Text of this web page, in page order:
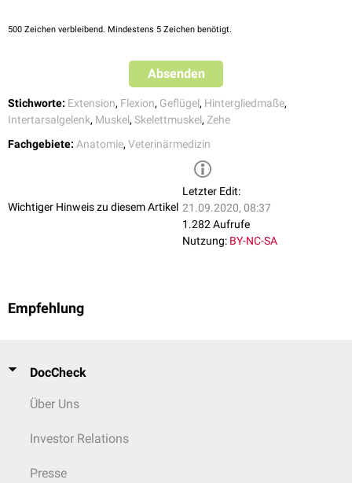
lateralis)
Musculus gastronemius (Partes
Nervus suralis medialis
Nervus tibialis (Nervus plantaris
Musculus popliteus
Musculus plantaris
Musculus flexor digitorum
500 Zeichen verbleibend. Mindestens 5 Zeichen benötigt.
Absenden
Stichworte: Extension, Flexion, Geflügel, Hintergliedmaße,
Intertarsalgelenk, Muskel, Skelettmuskel, Zehe
Fachgebiete: Anatomie, Veterinärmedizin
Wichtiger Hinweis zu diesem Artikel
Letzter Edit:
21.09.2020, 08:37
1.282 Aufrufe
Nutzung: BY-NC-SA
Empfehlung
DocCheck
Über Uns
Investor Relations
Presse